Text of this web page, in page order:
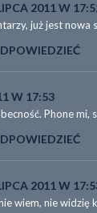
2011 W
już jest nowa
W 17:53
Phone mi,
2011 W
wiem, nie widzię